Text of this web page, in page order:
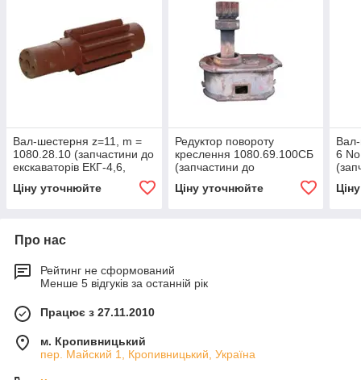
Вал-шестерня z=11, m =
1080.28.10 (запчастини до
екскаваторів ЕКГ-4,6,
Ціну уточнюйте
Редуктор повороту
креслення 1080.69.100СБ
(запчастини до
ЕКГ-5, ЕКГ-5А)
Ціну уточнюйте
6
Про нас
Рейтинг не сформований
Менше 5 відгуків за останній рік
Працює з 27.11.2010
м. Кропивницький
пер. Майский 1, Кропивницький, Україна